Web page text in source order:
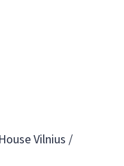
Vilnius /